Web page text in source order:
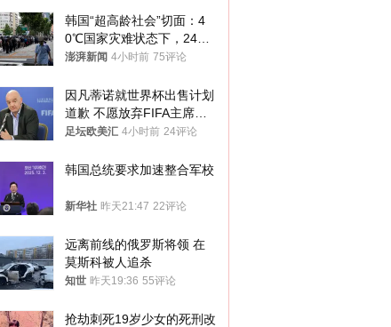
韩国“超高龄社会”切面：4
0℃国家灾难状态下，2400
名首尔老人还在巷子里收废
澎湃新闻 4小时前 75评论
因凡蒂诺就世界杯出售计划
道歉 不愿放弃FIFA主席职
位
足坛欧美汇 4小时前 24评论
韩国总统要求加速整合军校
新华社 昨天21:47 22评论
远离前线的俄罗斯将领 在
莫斯科被人追杀
知世 昨天19:36 55评论
抢劫刺死19岁少女的死刑改